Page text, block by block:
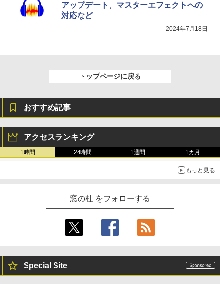
アップデート、マスターエフェクトへの
対応など
2024年7月18日
トップページに戻る
おすすめ記事
アクセスランキング
1時間 24時間 1週間 1カ月
もっと見る
窓の杜 をフォローする
Special Site